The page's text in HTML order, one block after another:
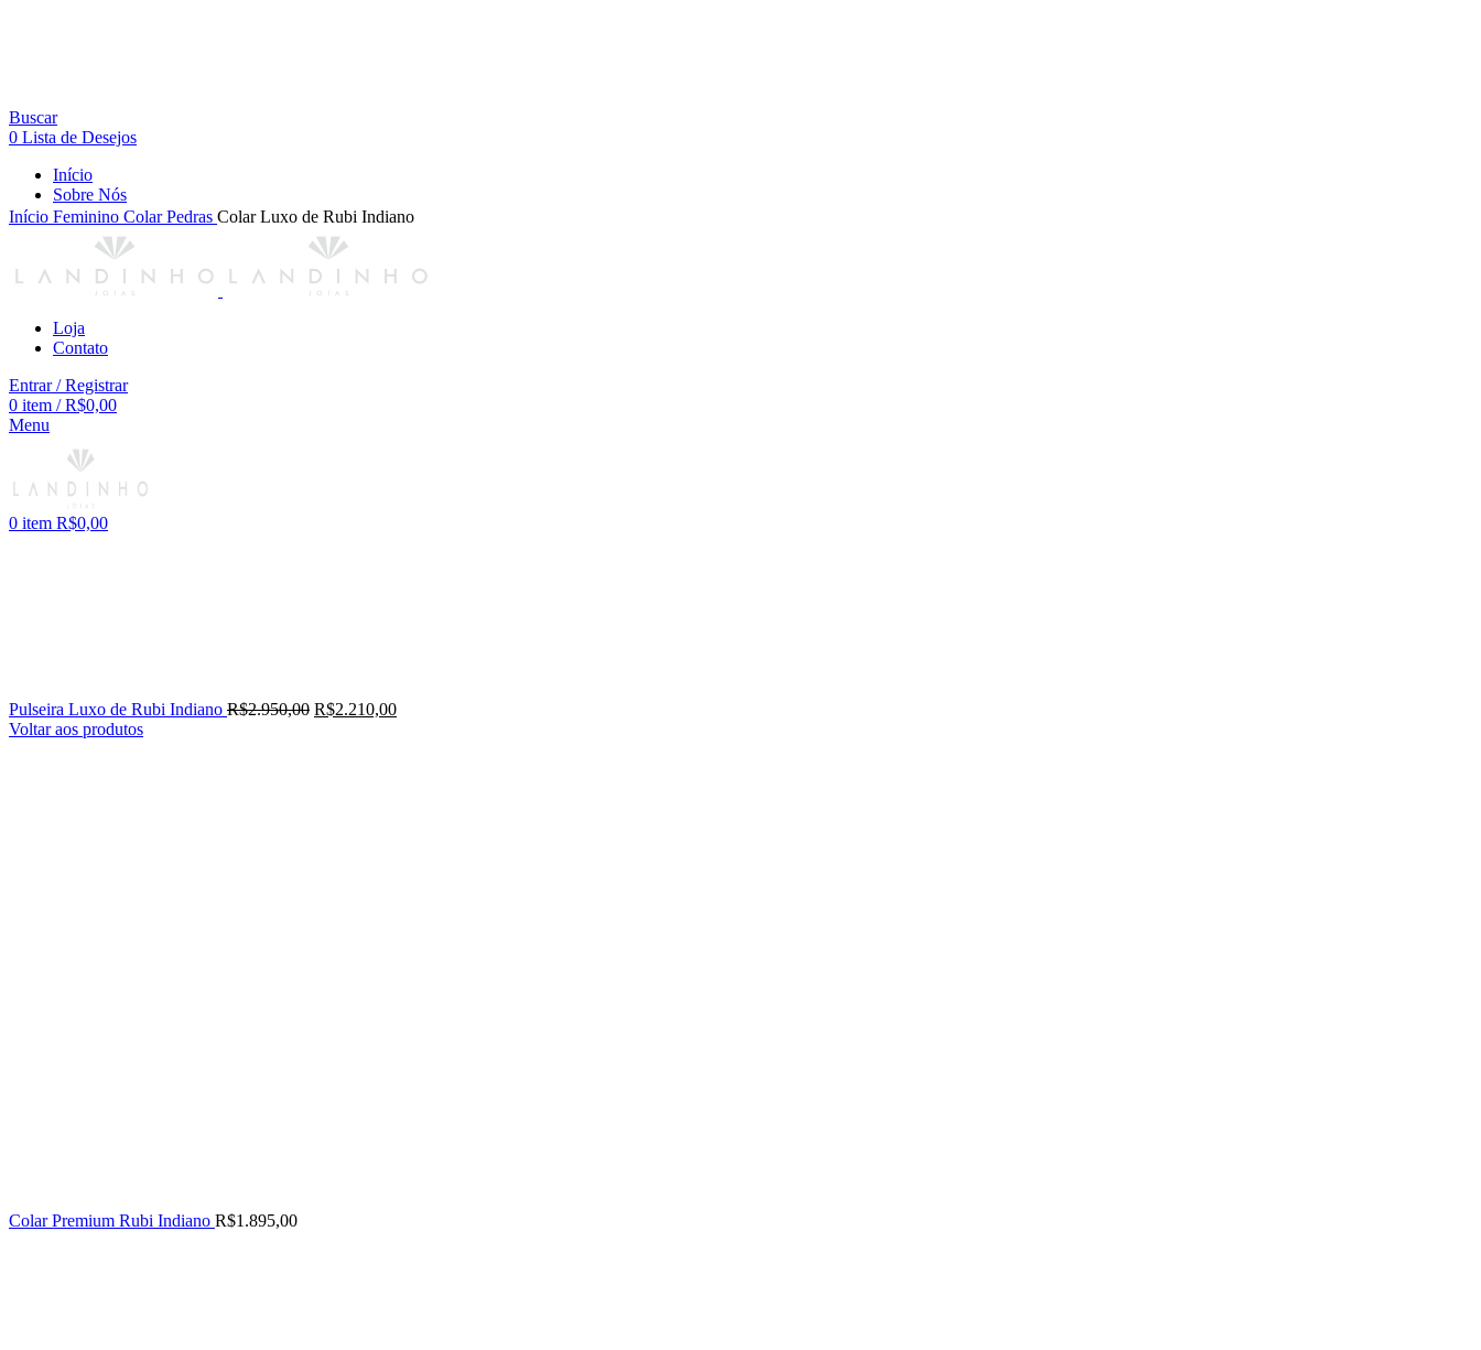
Buscar
0 Lista de Desejos
Início
Sobre Nós
Loja
Contato
Entrar / Registrar
0 item / R$0,00
Menu
0 item R$0,00
Início Feminino ColarPedras Colar Luxo de Rubi Indiano
Pulseira Luxo de Rubi Indiano R$2.950,00 R$2.210,00
Voltar aos produtos
Colar Premium Rubi Indiano R$1.895,00